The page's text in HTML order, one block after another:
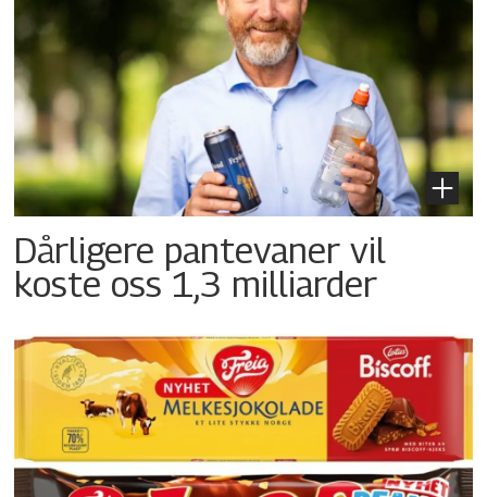
Dårligere pantevaner vil
koste oss 1,3 milliarder